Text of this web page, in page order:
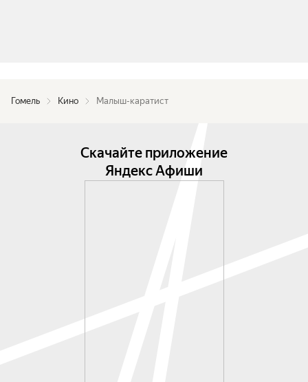
Гомель Кино Малыш-каратист
Скачайте приложение
Яндекс Афиши